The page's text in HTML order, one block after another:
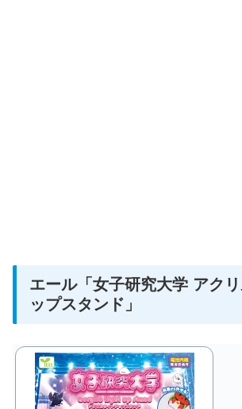
エール「女子研究大学 アク
ップスタンド」